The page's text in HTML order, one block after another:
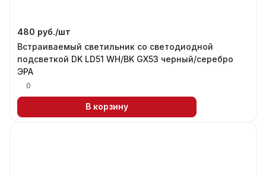
480 руб./шт
Встраиваемый светильник со светодиодной
подсветкой DK LD51 WH/BK GX53 черный/серебро
ЭРА
0
В корзину